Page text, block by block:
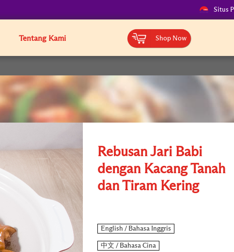
Situs
Tentang Kami Shop Now
Rebusan Jari Babi
dengan Kacang Tanah
dan Tiram Kering